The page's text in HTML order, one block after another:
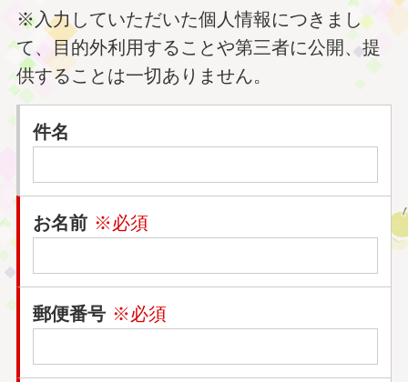
※入力していただいた個人情報につきまし
て、目的外利用することや第三者に公開、提
供することは一切ありません。
件名
お名前 ※必須
郵便番号 ※必須